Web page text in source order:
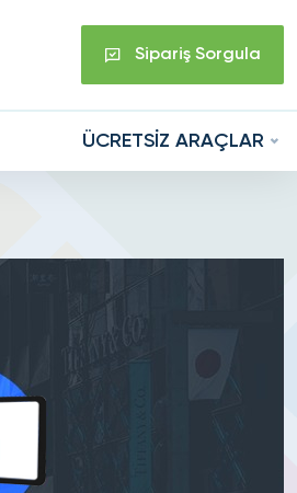
Sipariş Sorgula
ÜCRETSİZ ARAÇLAR